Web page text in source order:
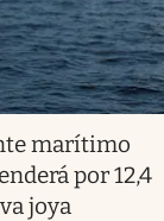
marítimo
por 12,4
joya